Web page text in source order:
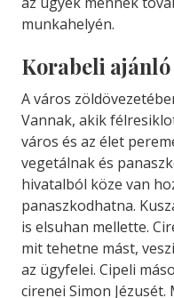
munkahelyén.
Korabeli ajánló
A város
Vannak, akik
város és az élet
vegetálnak és
hivatalból köze van
panaszkod­hatna.
is elsuhan mellette.
mit tehetne mást,
az ügyfelei. Cipeli
cirenei Si­mon